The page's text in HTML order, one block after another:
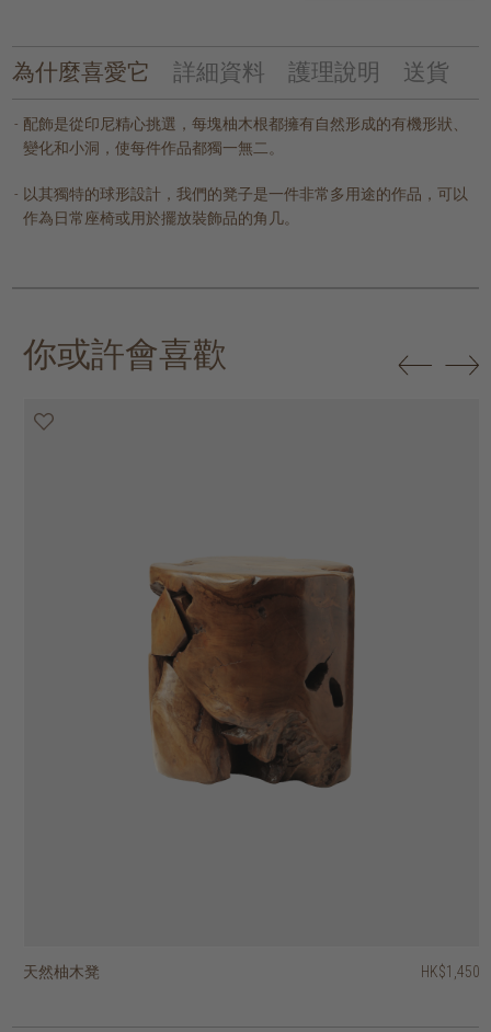
為什麼喜愛它 詳細資料 護理說明 送貨
配飾是從印尼精心挑選，每塊柚木根都擁有自然形成的有機形狀、
變化和小洞，使每件作品都獨一無二。
以其獨特的球形設計，我們的凳子是一件非常多用途的作品，可以
作為日常座椅或用於擺放裝飾品的角几。
你或許會喜歡
天然柚木凳 HK$1,450
柚木根圓筒凳 HK$1,450
柚木根箱形凳 HK$1,450
柚木根冬甩形凳 HK$2,950